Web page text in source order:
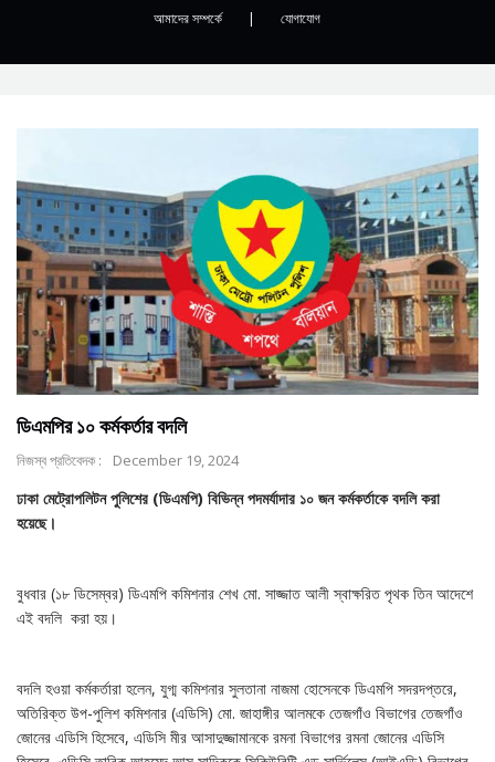
আমাদের সম্পর্কে | যোগাযোগ
ডিএমপির ১০ কর্মকর্তার বদলি
নিজস্ব প্রতিবেদক : December 19, 2024
ঢাকা মেট্রোপলিটন পুলিশের (ডিএমপি) বিভিন্ন পদমর্যাদার ১০ জন কর্মকর্তাকে বদলি করা
হয়েছে।
বুধবার (১৮ ডিসেম্বর) ডিএমপি কমিশনার শেখ মো. সাজ্জাত আলী স্বাক্ষরিত পৃথক তিন আদেশে
এই বদলি করা হয়।
বদলি হওয়া কর্মকর্তারা হলেন, যুগ্ম কমিশনার সুলতানা নাজমা হোসেনকে ডিএমপি সদরদপ্তরে,
অতিরিক্ত উপ-পুলিশ কমিশনার (এডিসি) মো. জাহাঙ্গীর আলমকে তেজগাঁও বিভাগের তেজগাঁও
জোনের এডিসি হিসেবে, এডিসি মীর আসাদুজ্জামানকে রমনা বিভাগের রমনা জোনের এডিসি